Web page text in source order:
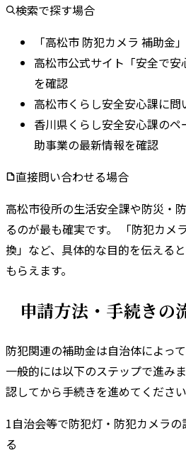
検索で探す場合
「高松市 防犯カメラ 補助金
高松市公式サイト「安全で
を確認
高松市くらし安全安心課に問
香川県くらし安全安心課の
助事業の最新情報を確認
直接問い合わせる場合
高松市役所の生活安全課や防災・
るのが最も確実です。 「防犯カメ
換」など、具体的な目的を伝える
もらえます。
申請方法・手続きの
防犯関連の補助金は自治体によっ
一般的には以下のステップで進みま
認してから手続きを進めてください
1自治会等で防犯灯・防犯カメラ
る